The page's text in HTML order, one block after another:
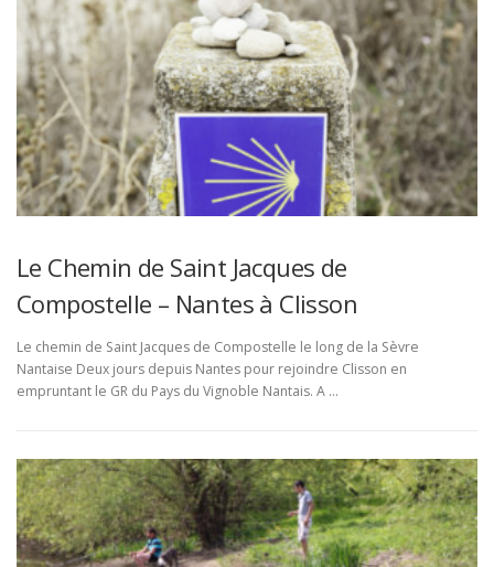
Le Chemin de Saint Jacques de
Compostelle – Nantes à Clisson
Le chemin de Saint Jacques de Compostelle le long de la Sèvre
Nantaise Deux jours depuis Nantes pour rejoindre Clisson en
empruntant le GR du Pays du Vignoble Nantais. A …